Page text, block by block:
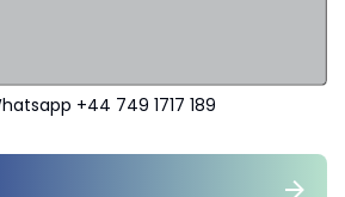
+44 749 1717 189